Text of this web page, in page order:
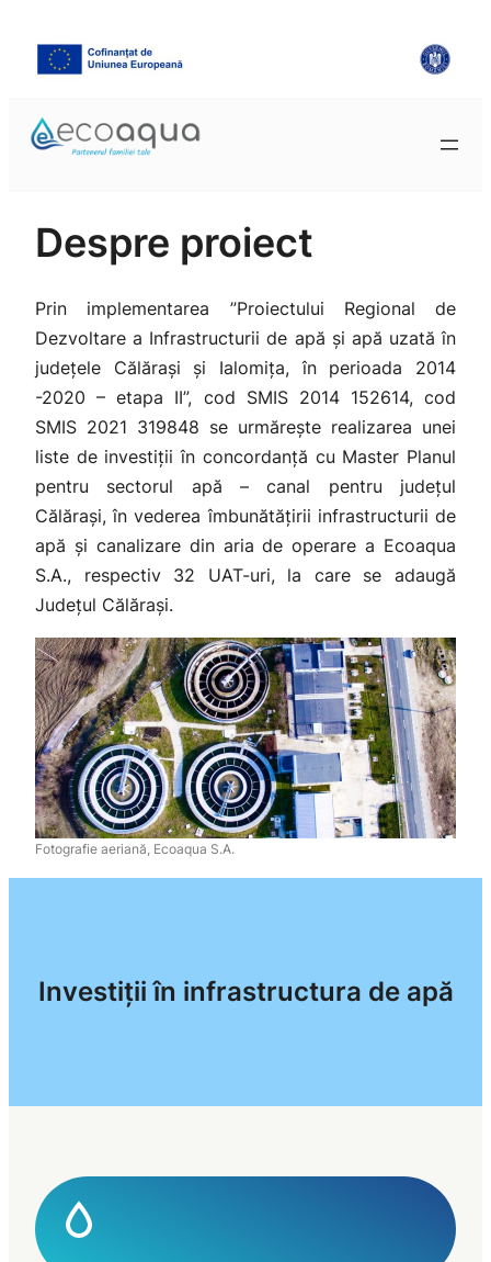
Despre proiect
Prin implementarea ”Proiectului
Regional de
Dezvoltare a Infrastructurii de apă şi apă uzată în
judeţele Călărași și Ialomița, în perioada 2014
-2020 – etapa II”, cod SMIS 2014 152614, cod
SMIS 2021 319848 se urmărește realizarea unei
liste de investiții în concordanță cu Master Planul
pentru sectorul apă – canal pentru județul
Călărași, în vederea îmbunătățirii infrastructurii de
apă și canalizare din aria de operare a Ecoaqua
S.A., respectiv 32 UAT-uri, la care se adaugă
Județul Călărași.
Fotografie aeriană, Ecoaqua S.A.
Investiții în infrastructura de apă